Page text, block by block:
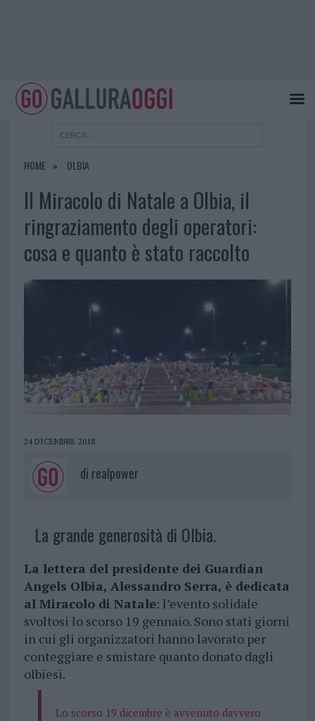
HOME OLBIA
Il Miracolo di Natale a Olbia, il
ringraziamento degli operatori:
cosa e quanto è stato raccolto
24 DICEMBRE 2018
di realpower
La grande generosità di Olbia.
La lettera del presidente dei Guardian
Angels Olbia, Alessandro Serra, è dedicata
al Miracolo di Natale: l’evento solidale
svoltosi lo scorso 19 gennaio. Sono stati giorni
in cui gli organizzatori hanno lavorato per
conteggiare e smistare quanto donato dagli
olbiesi.
Lo scorso 19 dicembre è avvenuto davvero